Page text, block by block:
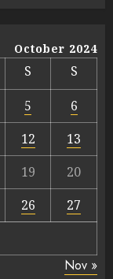
October 2024
S
S
5
6
12
13
19
20
26
27
Nov »